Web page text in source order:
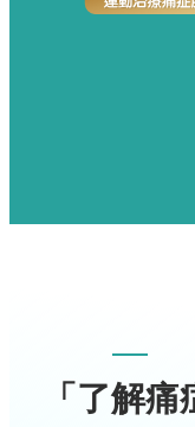
「了解